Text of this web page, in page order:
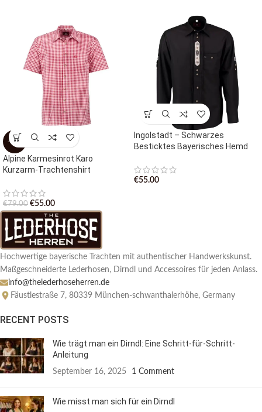
-30%
Alpine Karmesinrot Karo
Kurzarm-Trachtenshirt
€79.00 €55.00
Ingolstadt – Schwarzes
Besticktes Bayerisches Hemd
€55.00
Hochwertige bayerische Trachten mit authentischer Handwerkskunst.
Maßgeschneiderte Lederhosen, Dirndl und Accessoires für jeden Anlass.
info@thelederhoseherren.de
Fäustlestraße 7, 80339 München-schwanthalerhöhe, Germany
RECENT POSTS
Wie trägt man ein Dirndl: Eine Schritt-für-Schritt-
Anleitung
September 16, 2025 1 Comment
Wie misst man sich für ein Dirndl